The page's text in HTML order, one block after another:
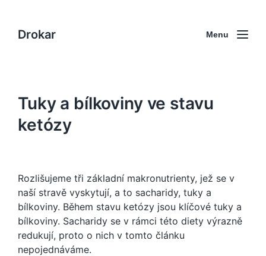
Drokar Menu
Tuky a bílkoviny ve stavu
ketózy
Rozlišujeme tři základní makronutrienty, jež se v
naší stravě vyskytují, a to sacharidy, tuky a
bílkoviny. Během stavu ketózy jsou klíčové tuky a
bílkoviny. Sacharidy se v rámci této diety výrazně
redukují, proto o nich v tomto článku
nepojednáváme.